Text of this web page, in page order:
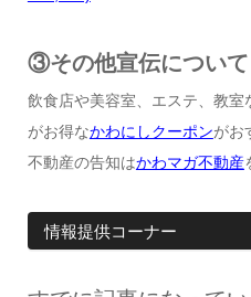
③その他宣伝について
飲食店や美容室、エステ、教
がお得なかわにしクーポンがお
不動産の告知はかわマガ不動産
情報提供コーナー